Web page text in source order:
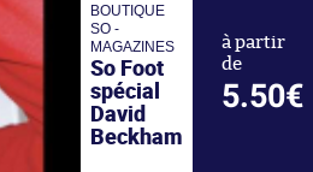
BOUTIQUE
SO -
MAGAZINES
So Foot
spécial
David
Beckham
à partir
de
5.50€